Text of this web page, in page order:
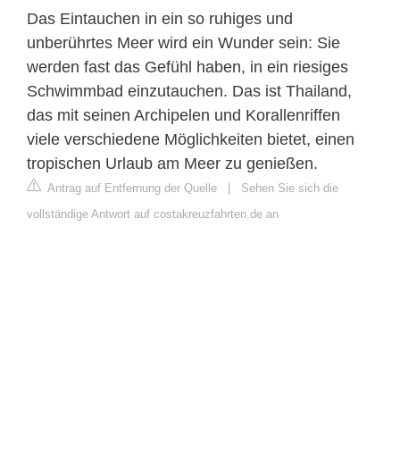
Das Eintauchen in ein so ruhiges und
unberührtes Meer wird ein Wunder sein: Sie
werden fast das Gefühl haben, in ein riesiges
Schwimmbad einzutauchen. Das ist Thailand,
das mit seinen Archipelen und Korallenriffen
viele verschiedene Möglichkeiten bietet, einen
tropischen Urlaub am Meer zu genießen.
Antrag auf Entfernung der Quelle | Sehen Sie sich die
vollständige Antwort auf costakreuzfahrten.de an